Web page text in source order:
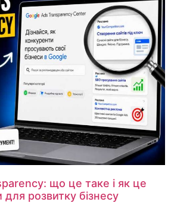
що це таке і як це
розвитку бізнесу